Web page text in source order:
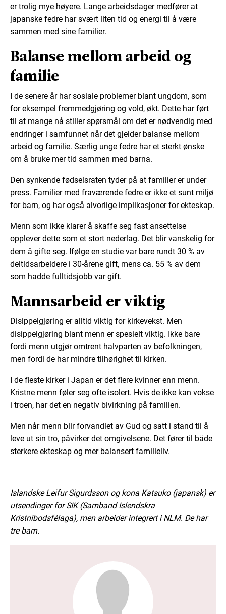
er trolig mye høyere. Lange arbeidsdager medfører at
japanske fedre har svært liten tid og energi til å være
sammen med sine familier.
Balanse mellom arbeid og
familie
I de senere år har sosiale problemer blant ungdom, som
for eksempel fremmedgjøring og vold, økt. Dette har ført
til at mange nå stiller spørsmål om det er nødvendig med
endringer i samfunnet når det gjelder balanse mellom
arbeid og familie. Særlig unge fedre har et sterkt ønske
om å bruke mer tid sammen med barna.
Den synkende fødselsraten tyder på at familier er under
press. Familier med fraværende fedre er ikke et sunt miljø
for barn, og har også alvorlige implikasjoner for ekteskap.
Menn som ikke klarer å skaffe seg fast ansettelse
opplever dette som et stort nederlag. Det blir vanskelig for
dem å gifte seg. Ifølge en studie var bare rundt 30 % av
deltidsarbeidere i 30-årene gift, mens ca. 55 % av dem
som hadde fulltidsjobb var gift.
Mannsarbeid er viktig
Disippelgjøring er alltid viktig for kirkevekst. Men
disippelgjøring blant menn er spesielt viktig. Ikke bare
fordi menn utgjør omtrent halvparten av befolkningen,
men fordi de har mindre tilhørighet til kirken.
I de fleste kirker i Japan er det flere kvinner enn menn.
Kristne menn føler seg ofte isolert. Hvis de ikke kan vokse
i troen, har det en negativ bivirkning på familien.
Men når menn blir forvandlet av Gud og satt i stand til å
leve ut sin tro, påvirker det omgivelsene. Det fører til både
sterkere ekteskap og mer balansert familieliv.
Islandske Leifur Sigurdsson og kona Katsuko (japansk) er
utsendinger for SIK(Samband Islendskra
Kristnibodsfélaga), men arbeider integrert i NLM. De har
tre barn.